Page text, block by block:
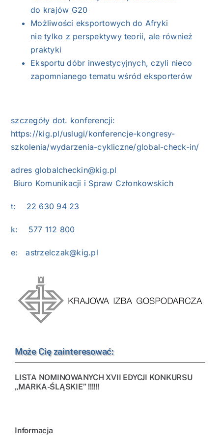
do krajów G20
Możliwości eksportowych do Afryki
nie tylko z perspektywy teorii, ale również
praktyki
Eksportu dóbr inwestycyjnych, czyli nieco
zapomnianego tematu wśród eksporterów
szczegóły dot. konferencji:
https://kig.pl/uslugi/konferencje-kongresy-
szkolenia/wydarzenia-cykliczne/global-check-in/
adres globalcheckin@kig.pl
Biuro Komunikacji i Spraw Członkowskich
t: 22 630 94 23
k: 577 112 800
e:astrzelczak@kig.pl
Może Cię zainteresować:
LISTA NOMINOWANYCH XVII EDYCJI KONKURSU
„MARKA-ŚLĄSKIE” !!!!!!
Informacja